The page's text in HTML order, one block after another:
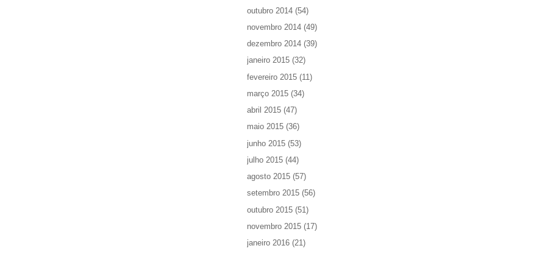
outubro 2014 (54)
novembro 2014 (49)
dezembro 2014 (39)
janeiro 2015 (32)
fevereiro 2015 (11)
março 2015 (34)
abril 2015 (47)
maio 2015 (36)
junho 2015 (53)
julho 2015 (44)
agosto 2015 (57)
setembro 2015 (56)
outubro 2015 (51)
novembro 2015 (17)
janeiro 2016 (21)